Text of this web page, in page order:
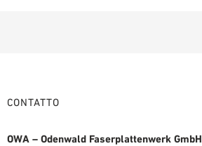
CONTATTO
OWA – Odenwald Faserplattenwerk GmbH